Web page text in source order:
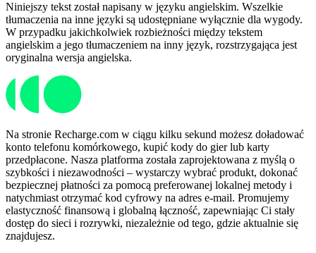
Niniejszy tekst został napisany w języku angielskim. Wszelkie
tłumaczenia na inne języki są udostępniane wyłącznie dla wygody.
W przypadku jakichkolwiek rozbieżności między tekstem
angielskim a jego tłumaczeniem na inny język, rozstrzygająca jest
oryginalna wersja angielska.
Na stronie Recharge.com w ciągu kilku sekund możesz doładować
konto telefonu komórkowego, kupić kody do gier lub karty
przedpłacone. Nasza platforma została zaprojektowana z myślą o
szybkości i niezawodności – wystarczy wybrać produkt, dokonać
bezpiecznej płatności za pomocą preferowanej lokalnej metody i
natychmiast otrzymać kod cyfrowy na adres e-mail. Promujemy
elastyczność finansową i globalną łączność, zapewniając Ci stały
dostęp do sieci i rozrywki, niezależnie od tego, gdzie aktualnie się
znajdujesz.